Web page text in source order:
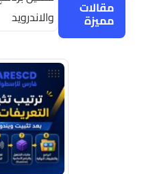
مقالات
مميزة
والاندرويد